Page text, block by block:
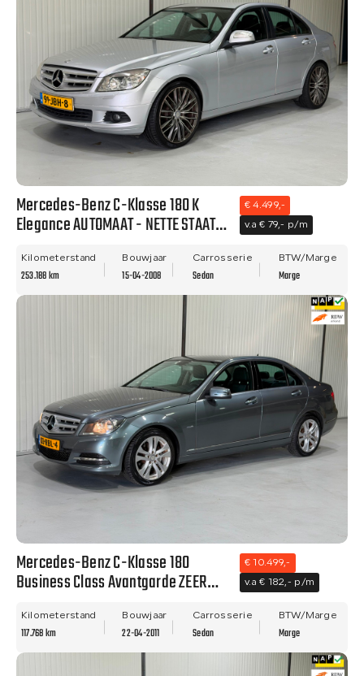
Mercedes-Benz C-Klasse 180 K
Elegance AUTOMAAT - NETTE STAAT-
€ 4.499,-
v.a € 79,- p/m
Kilometerstand
253.188 km
Bouwjaar
15-04-2008
Carrosserie
Sedan
BTW/Marge
Marge
Mercedes-Benz C-Klasse 180
Business Class Avantgarde ZEER
APK!
€ 10.499,-
v.a € 182,- p/m
Kilometerstand
117.768 km
Bouwjaar
22-04-2011
Carrosserie
Sedan
BTW/Marge
Marge